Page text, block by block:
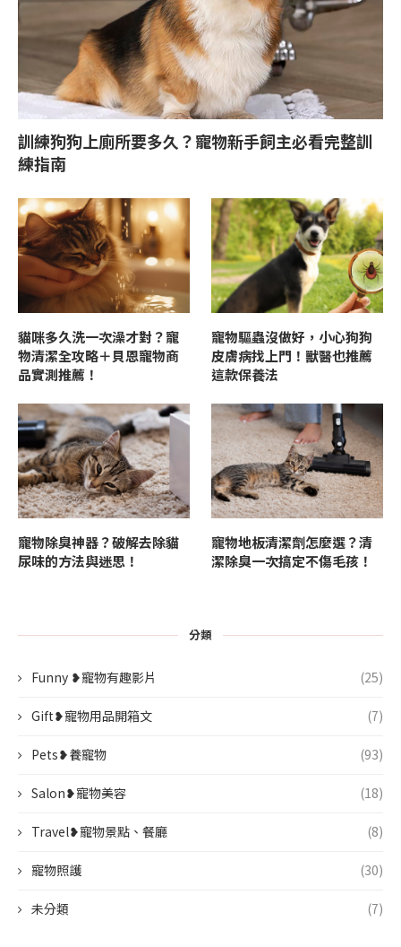
訓練狗狗上廁所要多久？寵物新手飼主必看完整訓
練指南
貓咪多久洗一次澡才對？寵
物清潔全攻略＋貝恩寵物商
品實測推薦！
寵物驅蟲沒做好，小心狗狗
皮膚病找上門！獸醫也推薦
這款保養法
寵物除臭神器？破解去除貓
尿味的方法與迷思！
寵物地板清潔劑怎麼選？清
潔除臭一次搞定不傷毛孩！
分類
Funny ❥寵物有趣影片 (25)
Gift❥寵物用品開箱文 (7)
Pets❥養寵物 (93)
Salon❥寵物美容 (18)
Travel❥寵物景點、餐廳 (8)
寵物照護 (30)
未分類 (7)